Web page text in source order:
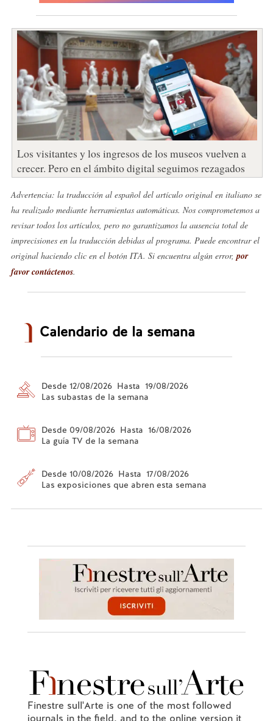
Los visitantes y los ingresos de los museos vuelven a
crecer. Pero en el ámbito digital seguimos rezagados
Advertencia: la traducción al español del artículo original en italiano se
ha realizado mediante herramientas automáticas. Nos comprometemos a
revisar todos los artículos, pero no garantizamos la ausencia total de
imprecisiones en la traducción debidas al programa. Puede encontrar el
original haciendo clic en el botón ITA. Si encuentra algún error, por
favor contáctenos.
Calendario de la semana
Desde 12/08/2026 Hasta 19/08/2026
Las subastas de la semana
Desde 09/08/2026 Hasta 16/08/2026
La guía TV de la semana
Desde 10/08/2026 Hasta 17/08/2026
Las exposiciones que abren esta semana
Finestre sull'Arte is one of the most followed
journals in the field, and to the online version it